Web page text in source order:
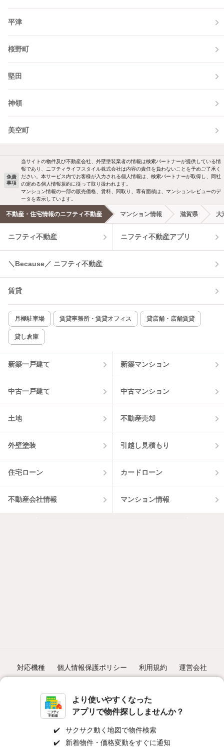
より使いやすくなった
アプリで物件探ししませんか？
✔️
サクサク動く地図で物件検索
✔️
新着物件・価格変動をすぐに通知
平津
桜野町
堅田
神領
美空町
免責
事項
当サイトの物件及び不動産会社、外壁塗装業者の情報は検索パートナーが提供している情
報であり、ニフティライフスタイル株式会社は内容の責任を負わないことを予めご了承く
ださい。本サービス内でお客様が入力される個人情報は、検索パートナーが取得し、同社
の定める個人情報規約に従って取り扱われます。
マンション情報の一部の販売価格、賃料、間取り、専有面積は、マンションレビューのデ
ータを表示しています。
不動産・住宅情報のニフティ不動産 マンション情報 滋賀県 大
ニフティ不動産 ニフティ不動産アプリ
＼Because／ ニフティ不動産
賃貸
月極駐車場 賃貸事務所・賃貸オフィス 貸店舗・店舗賃貸
貸し倉庫
新築一戸建て 新築マンション
中古一戸建て 中古マンション
土地 不動産売却
外壁塗装 引越し見積もり
住宅ローン カードローン
不動産会社情報 マンション情報
対応機種 個人情報保護ポリシー 利用規約 運営会社